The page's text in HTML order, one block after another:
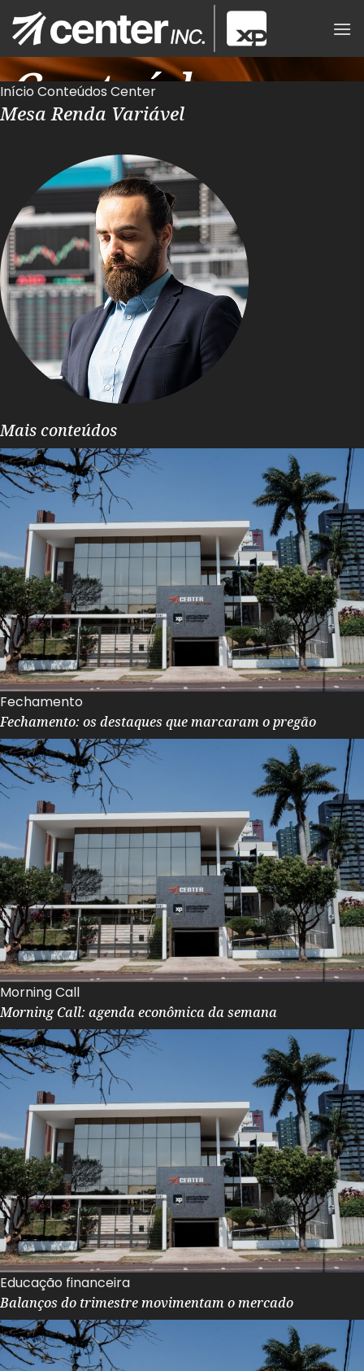
to
content
Conteúdos
Center
Início Conteúdos Center
Mesa Renda Variável
Mais conteúdos
Fechamento
Fechamento: os destaques que marcaram o pregão
Morning Call
Morning Call: agenda econômica da semana
Educação financeira
Balanços do trimestre movimentam o mercado